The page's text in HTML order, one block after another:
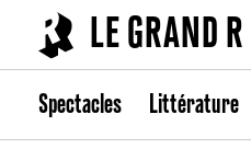
LE GRAND R
Spectacles Littérature
Cookies management panel